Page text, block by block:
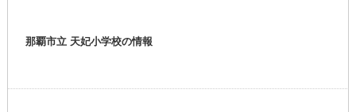
那覇市立 天妃小学校の情報